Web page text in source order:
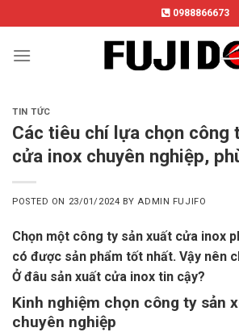
to
content
0988866673
TIN TỨC
Các tiêu chí lựa chọn công
cửa inox chuyên nghiệp,
POSTED ON 23/01/2024 BY ADMIN FUJIFO
Chọn một công ty sản xuất cửa inox
có được sản phẩm tốt nhất. Vậy nên
Ở đâu sản xuất cửa inox tin cậy?
Kinh nghiệm chọn công ty sản
chuyên nghiệp